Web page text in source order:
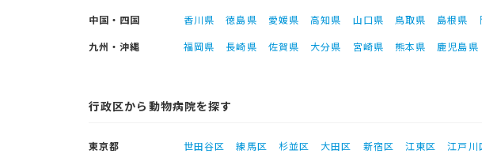
中国・四国
香川県 徳島県 愛媛県 高知県 山口県 鳥取県 島根県
九州・沖縄
福岡県 長崎県 佐賀県 大分県 宮崎県 熊本県 鹿児島県
行政区から動物病院を探す
東京都 世田谷区 練馬区 杉並区 大田区 新宿区 江東区 江戸川